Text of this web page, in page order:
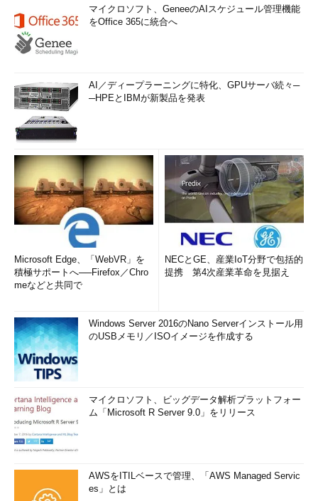
マイクロソフト、GeneeのAIスケジュール管理機能
をOffice 365に統合へ
AI／ディープラーニングに特化、GPUサーバ続々─
─HPEとIBMが新製品を発表
Microsoft Edge、「WebVR」を
積極サポートへ──Firefox／Chro
meなどと共同で
NECとGE、産業IoT分野で包括的
提携 第4次産業革命を見据え
Windows Server 2016のNano Serverインストール用
のUSBメモリ／ISOイメージを作成する
マイクロソフト、ビッグデータ解析プラットフォー
ム「Microsoft R Server 9.0」をリリース
AWSをITILベースで管理、「AWS Managed Servic
es」とは